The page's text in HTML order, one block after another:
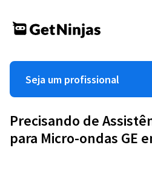
Seja um profissional
Precisando de
para Micro-ondas GE